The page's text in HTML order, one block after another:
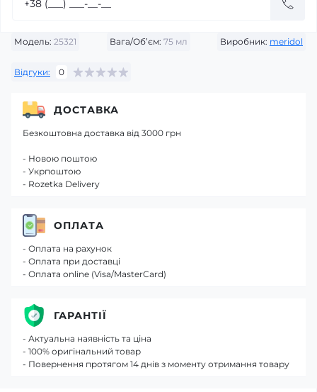
Модель: 25321 Вага/Об’єм: 75 мл Виробник: meridol
Відгуки: 0
ДОСТАВКА
Безкоштовна доставка від 3000 грн
- Новою поштою
- Укрпоштою
- Rozetka Delivery
ОПЛАТА
- Оплата на рахунок
- Оплата при доставці
- Оплата online (Visa/MasterCard)
ГАРАНТІЇ
- Актуальна наявність та ціна
- 100% оригінальний товар
- Повернення протягом 14 днів з моменту отримання товару